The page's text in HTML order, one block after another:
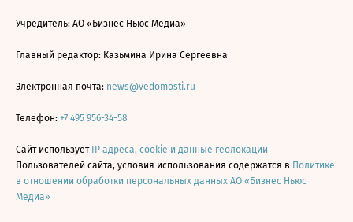
Учредитель: АО «Бизнес Ньюс Медиа»
Главный редактор: Казьмина Ирина Сергеевна
Электронная почта: news@vedomosti.ru
Телефон: +7 495 956-34-58
Сайт использует IP адреса, cookie и данные геолокации
Пользователей сайта, условия использования содержатся в Политике
в отношении обработки персональных данных АО «Бизнес Ньюс
Медиа»